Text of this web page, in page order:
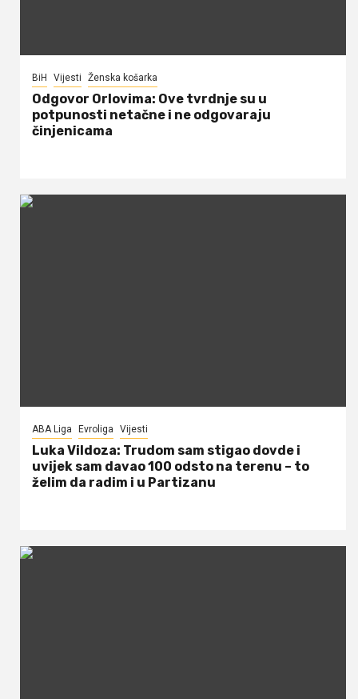
BiH Vijesti Ženska košarka
Odgovor Orlovima: ​Ove tvrdnje su u
potpunosti netačne i ne odgovaraju
činjenicama
ABA Liga Evroliga Vijesti
Luka Vildoza: Trudom sam stigao dovde i
uvijek sam davao 100 odsto na terenu – to
želim da radim i u Partizanu